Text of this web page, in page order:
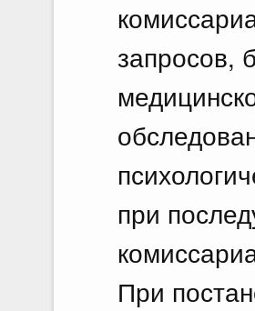
запросов,
при
При